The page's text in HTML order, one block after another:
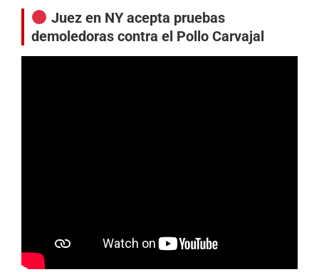
Juez en NY acepta pruebas
demoledoras contra el Pollo Carvajal